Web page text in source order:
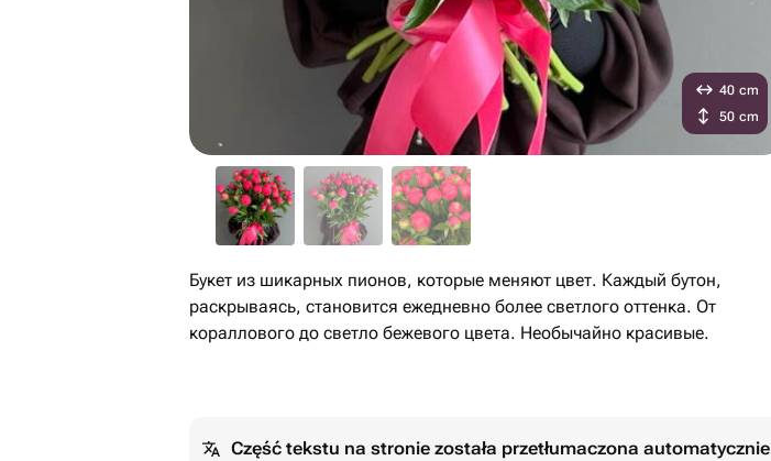
40 cm
50 cm
Букет из шикарных пионов, которые меняют цвет. Каждый бутон,
раскрываясь, становится ежедневно более светлого оттенка. От
кораллового до светло бежевого цвета. Необычайно красивые.
Część tekstu na stronie została przetłumaczona automatycznie